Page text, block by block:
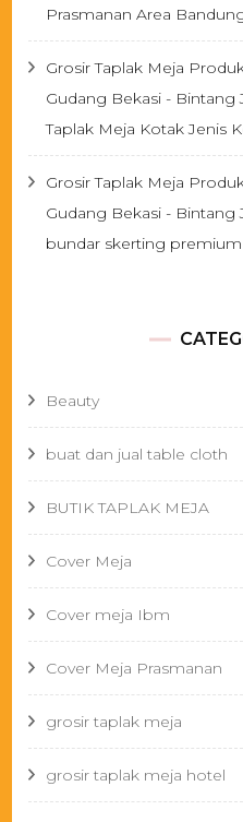
Prasmanan Area
Grosir Taplak Meja
Gudang Bekasi - Bintang
Taplak Meja Kotak Jenis
Grosir Taplak Meja
Gudang Bekasi - Bintang
bundar skerting premium
Beauty
buat dan jual table cloth
BUTIK TAPLAK MEJA
Cover Meja
Cover meja Ibm
Cover Meja Prasmanan
grosir taplak meja
grosir taplak meja hotel